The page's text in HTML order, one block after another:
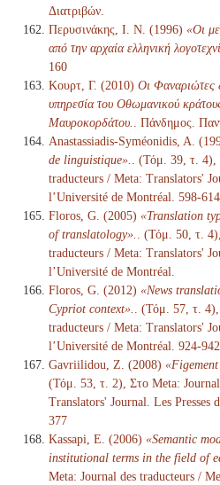
Διατριβών.
Περυσινάκης, Ι. Ν. (1996) «Οι
από την αρχαία ελληνική
160
Κουρτ, Γ. (2010) Οι Φαναριώτες
υπηρεσία του Οθωμανικού
Μαυροκορδάτου.
. Πάνδημος.
Anastassiadis-Syméonidis, A.
de linguistique».
. (Τόμ. 39, τ.
traducteurs / Meta: Translators'
l’Université de Montréal. 598-614
Floros, G. (2005) «Translation
of translatology».
. (Τόμ. 50, τ.
traducteurs / Meta: Translators'
l’Université de Montréal.
Floros, G. (2012) «News
Cypriot context».
. (Τόμ. 57, τ.
traducteurs / Meta: Translators'
l’Université de Montréal. 924-942
Gavriilidou, Z. (2008) «Figement
(Τόμ. 53, τ. 2), Στο Meta:
Translators' Journal. Les Presses
377
Kassapi, E. (2006) «Semantic
institutional terms in the field of
Meta: Journal des traducteurs /